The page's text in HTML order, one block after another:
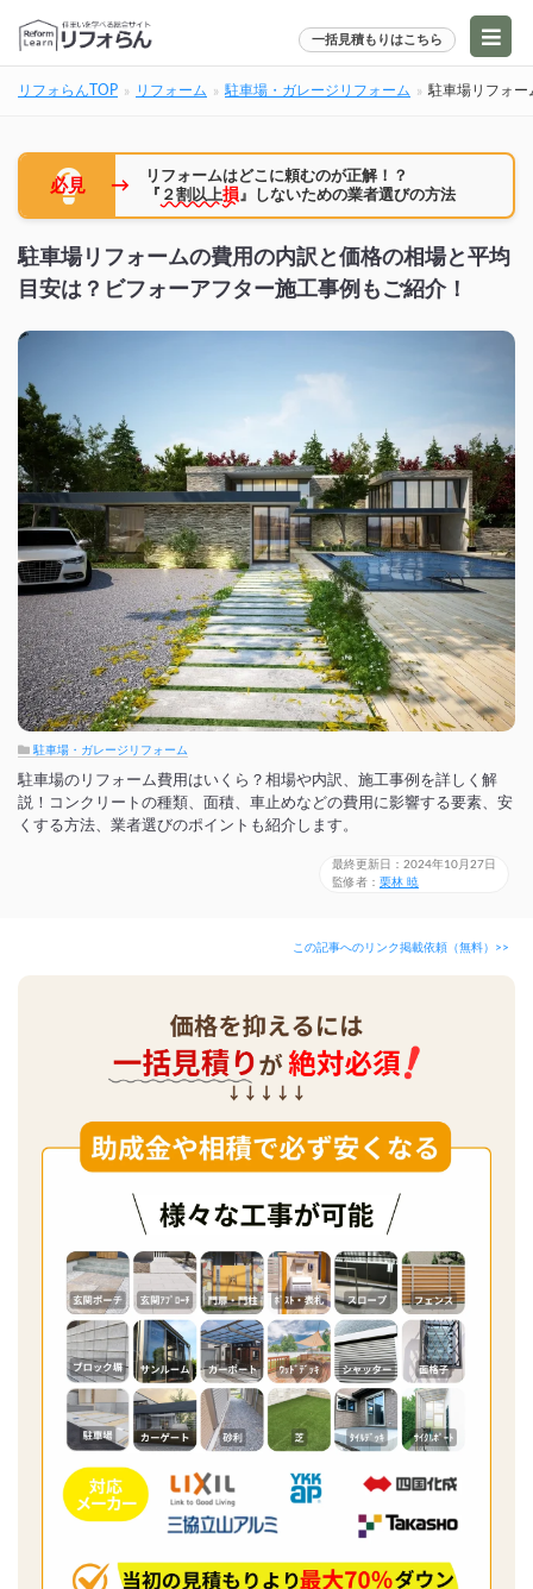
一括見積もりはこちら
リフォらんTOP リフォーム 駐車場・ガレージリフォーム 駐車場リフォー
必見 →
リフォームはどこに頼むのが正解！？
『 ２割以上損』しないための業者選びの方法
駐車場リフォームの費用の内訳と価格の相場と平均
目安は？ビフォーアフター施工事例もご紹介！
駐車場・ガレージリフォーム
駐車場のリフォーム費用はいくら？相場や内訳、施工事例を詳しく解
説！コンクリートの種類、面積、車止めなどの費用に影響する要素、安
くする方法、業者選びのポイントも紹介します。
最終更新日：2024年10月27日
監修者： 栗林 暁
この記事へのリンク掲載依頼（無料）>>